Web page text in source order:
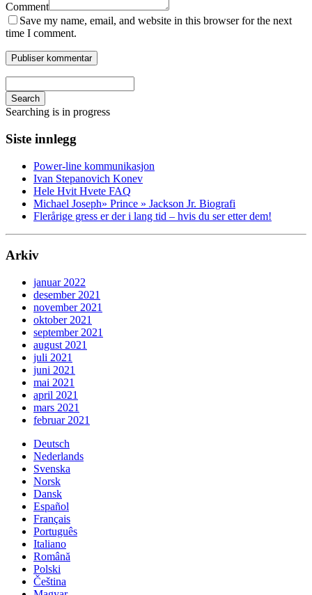
Comment
Save my name, email, and website in this browser for the next
time I comment.
Search
Searching is in progress
Siste innlegg
Power-line kommunikasjon
Ivan Stepanovich Konev
Hele Hvit Hvete FAQ
Michael Joseph» Prince » Jackson Jr. Biografi
Flerårige gress er der i lang tid – hvis du ser etter dem!
Arkiv
januar 2022
desember 2021
november 2021
oktober 2021
september 2021
august 2021
juli 2021
juni 2021
mai 2021
april 2021
mars 2021
februar 2021
Deutsch
Nederlands
Svenska
Norsk
Dansk
Español
Français
Português
Italiano
Română
Polski
Čeština